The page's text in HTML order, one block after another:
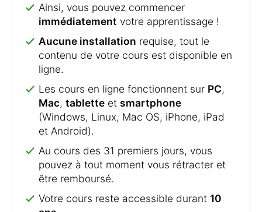
Ainsi, vous pouvez commencer
immédiatement votre apprentissage !
Aucune installation requise, tout le
contenu de votre cours est disponible en
ligne.
Les cours en ligne fonctionnent sur PC,
Mac, tablette et smartphone
(Windows, Linux, Mac OS, iPhone, iPad
et Android).
Au cours des 31 premiers jours, vous
pouvez à tout moment vous rétracter et
être remboursé.
Votre cours reste accessible durant 10